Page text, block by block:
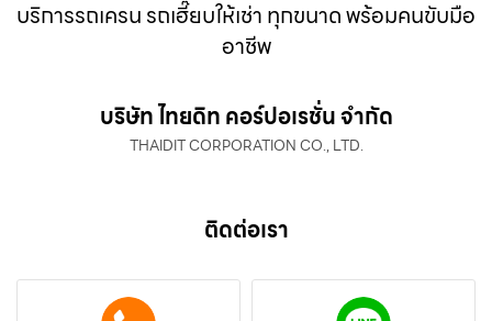
บริการรถเครน รถเฮี๊ยบให้เช่า ทุกขนาด พร้อมคนขับมือ
อาชีพ
บริษัท ไทยดิท คอร์ปอเรชั่น จำกัด
THAIDIT CORPORATION CO., LTD.
ติดต่อเรา